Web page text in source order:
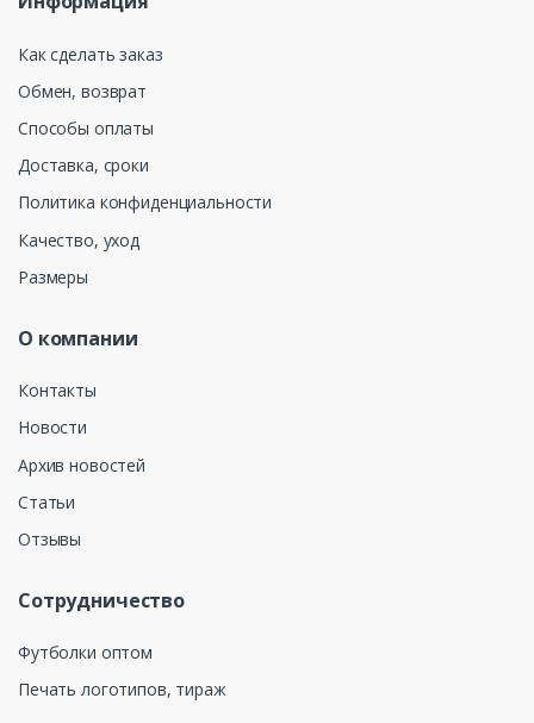
Как сделать заказ
Обмен, возврат
Способы оплаты
Доставка, сроки
Политика конфиденциальности
Качество, уход
Размеры
О компании
Контакты
Новости
Архив новостей
Статьи
Отзывы
Сотрудничество
Футболки оптом
Печать логотипов, тираж